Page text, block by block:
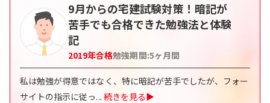
9月からの宅建試験対策！暗記が
苦手でも合格できた勉強法と体験
記
2019年合格勉強期間:5ヶ月間
私は勉強が得意ではなく、特に暗記が苦手でしたが、フォー
サイトの指示に従っ... 続きを見る▶